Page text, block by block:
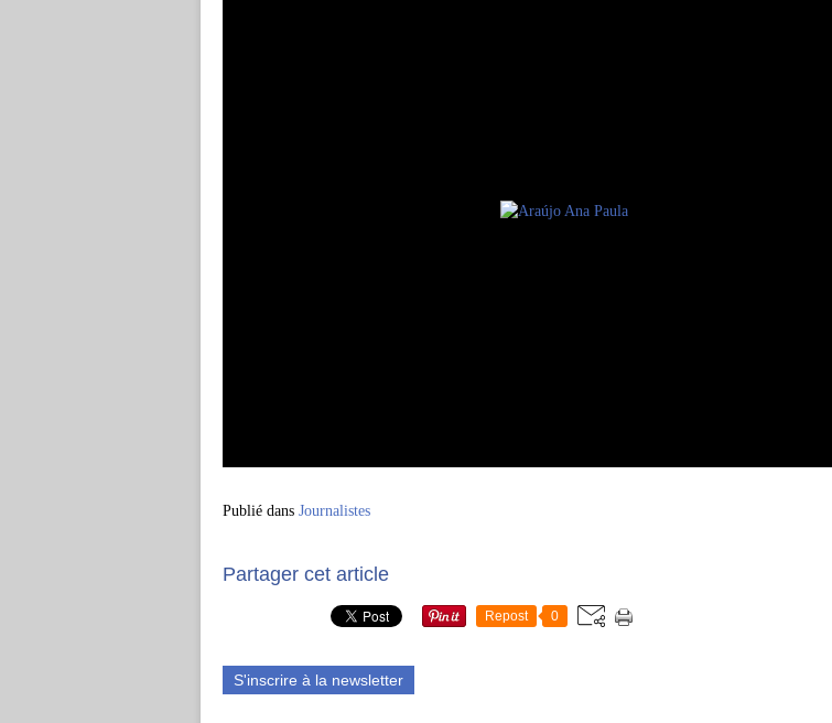
Publié dans Journalistes
Partager cet article
Repost 0
S'inscrire à la newsletter